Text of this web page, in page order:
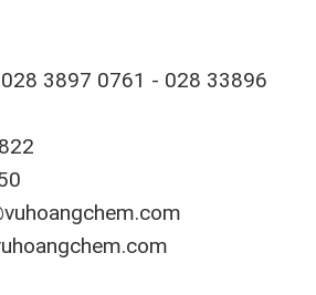
3897 0761 - 028 33896